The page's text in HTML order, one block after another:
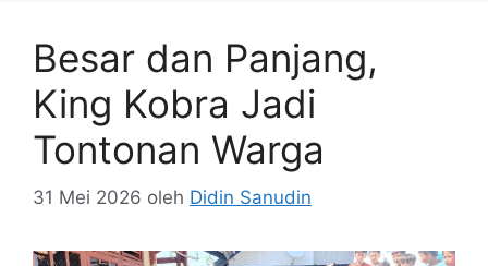
Besar dan Panjang,
King Kobra Jadi
Tontonan Warga
31 Mei 2026 oleh Didin Sanudin